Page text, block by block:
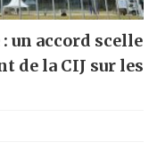
un accord scelle
de la CIJ sur les